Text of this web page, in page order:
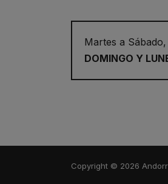
Martes a
DOMINGO Y
Copyright © 2026